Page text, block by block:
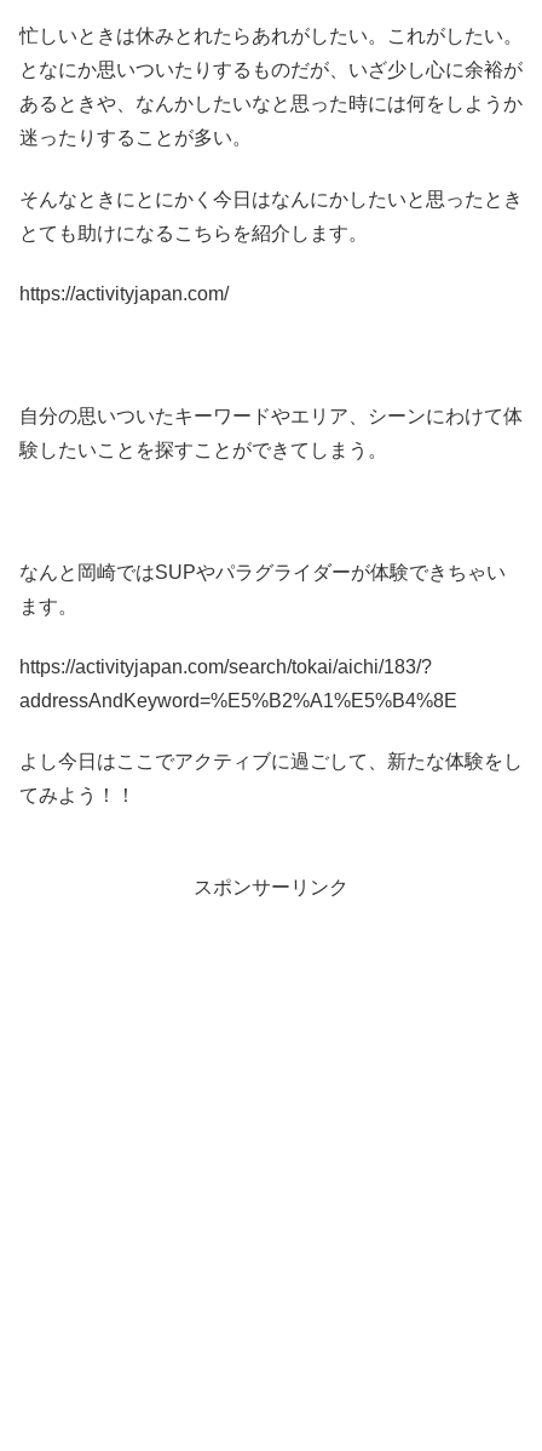
忙しいときは休みとれたらあれがしたい。これがしたい。
となにか思いついたりするものだが、いざ少し心に余裕が
あるときや、なんかしたいなと思った時には何をしようか
迷ったりすることが多い。
そんなときにとにかく今日はなんにかしたいと思ったとき
とても助けになるこちらを紹介します。
https://activityjapan.com/
自分の思いついたキーワードやエリア、シーンにわけて体
験したいことを探すことができてしまう。
なんと岡崎ではSUPやパラグライダーが体験できちゃい
ます。
https://activityjapan.com/search/tokai/aichi/183/?
addressAndKeyword=%E5%B2%A1%E5%B4%8E
よし今日はここでアクティブに過ごして、新たな体験をし
てみよう！！
スポンサーリンク